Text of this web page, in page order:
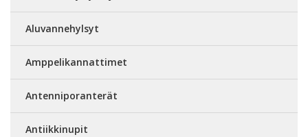
Aluvannehylsyt
Amppelikannattimet
Antenniporanterät
Antiikkinupit